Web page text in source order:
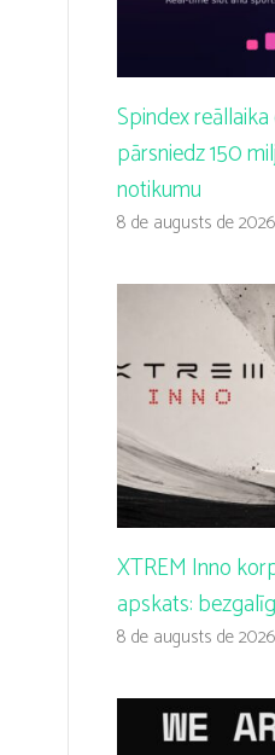
Spindex
pārsniedz 150
notikumu
8 de augusts de 2026
XTREM Inno
apskats:
8 de augusts de 2026